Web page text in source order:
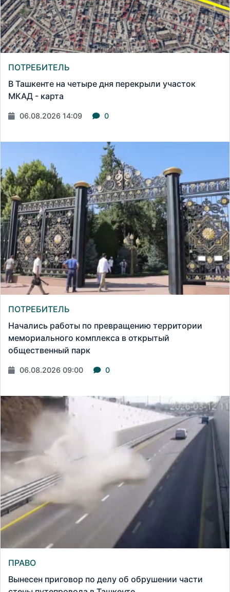
ПОТРЕБИТЕЛЬ
В Ташкенте на четыре дня перекрыли участок
МКАД - карта
06.08.2026 14:09 0
ПОТРЕБИТЕЛЬ
Начались работы по превращению территории
мемориального комплекса в открытый
общественный парк
06.08.2026 09:00 0
ПРАВО
Вынесен приговор по делу об обрушении части